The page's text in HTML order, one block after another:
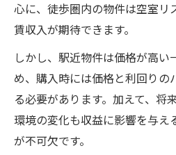
心に、徒歩圏内の物件は空室リ
賃収入が期待できます。
しかし、駅近物件は価格が高
め、購入時には価格と利回りの
る必要があります。加えて、将
環境の変化も収益に影響を与え
が不可欠です。